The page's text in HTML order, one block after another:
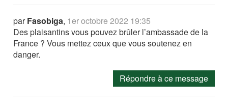
parFasobiga, 1er octobre 2022 19:35
Des plaisantins vous pouvez brûler l’ambassade de la
France ? Vous mettez ceux que vous soutenez en
danger.
Répondre à ce message